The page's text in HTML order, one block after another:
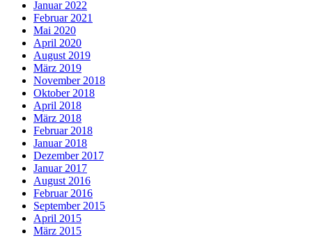
Januar 2022
Februar 2021
Mai 2020
April 2020
August 2019
März 2019
November 2018
Oktober 2018
April 2018
März 2018
Februar 2018
Januar 2018
Dezember 2017
Januar 2017
August 2016
Februar 2016
September 2015
April 2015
März 2015